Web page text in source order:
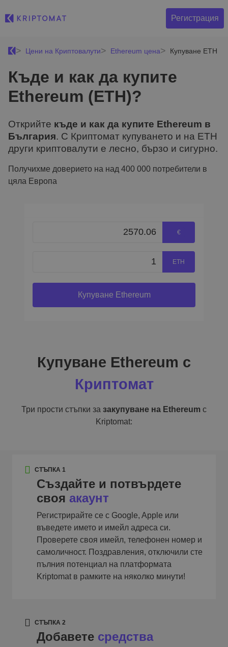
Регистрация
Цени на Криптовалути Ethereum цена Купуване ETH
Къде и как да купите
Ethereum (ETH)?
Открийте къде и как да купите Ethereum в
България. С Криптомат купуването и на ETH
други криптовалути е лесно, бързо и сигурно.
Получихме доверието на над 400 000 потребители в
цяла Европа
€
ETH
Купуване Ethereum
Купуване Ethereum с
Криптомат
Три прости стъпки за закупуване на Ethereum с
Kriptomat:
СТЪПКА 1
Създайте и потвърдете
своя акаунт
Регистрирайте се с Google, Apple или
въведете името и имейл адреса си.
Проверете своя имейл, телефонен номер и
самоличност. Поздравления, отключили сте
пълния потенциал на платформата
Kriptomat в рамките на няколко минути!
СТЪПКА 2
Добавете средства